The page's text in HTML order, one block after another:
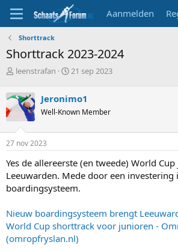
Aanmelden
Shorttrack
Shorttrack 2023-2024
T
p
i
s
t
a
t
e
r
leenstrafan
S
r
t
a
m
21 sep 2023
Jeronimo1
Well-Known Member
27 nov 2023
Yes de allereerste (en tweede) World
Leeuwarden. Mede door een investering
boardingsysteem.
Nieuw boardingsysteem brengt
World Cup shorttrack voor junioren -
(omropfryslan.nl)